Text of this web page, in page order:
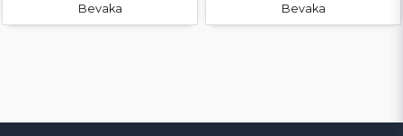
Bevaka Bevaka